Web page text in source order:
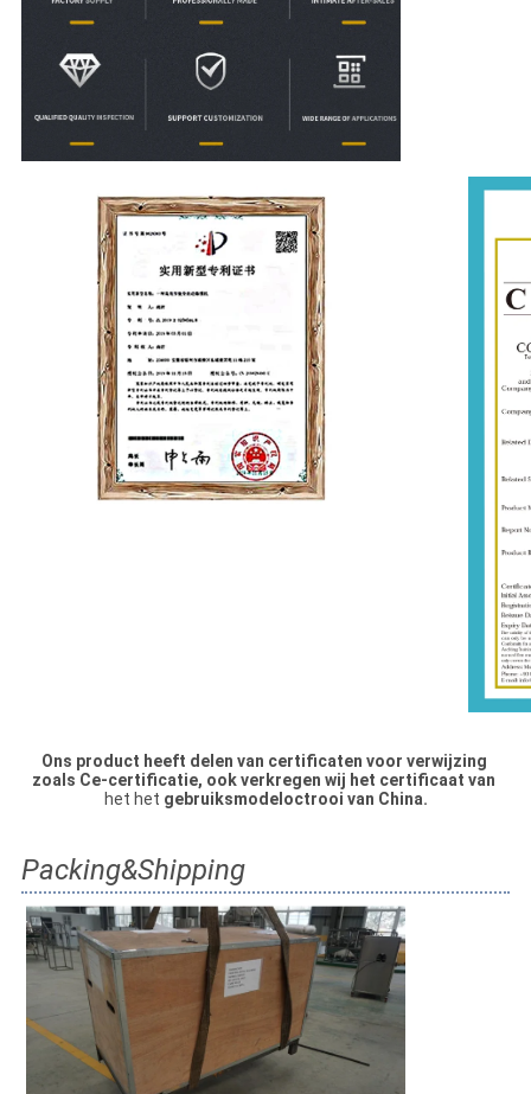
Ons product heeft delen van certificaten voor verwijzing
zoals Ce-certificatie, ook verkregen wij het certificaat van
het het gebruiksmodeloctrooi van China.
Packing&Shipping